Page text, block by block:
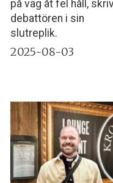
på väg åt fel håll,
debattören i sin
slutreplik.
2025-08-03